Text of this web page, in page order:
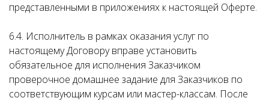
представленными в приложениях к настоящей Оферте.
6.4. Исполнитель в рамках оказания услуг по
настоящему Договору вправе установить
обязательное для исполнения Заказчиком
проверочное домашнее задание для Заказчиков по
соответствующим курсам или мастер-классам. После